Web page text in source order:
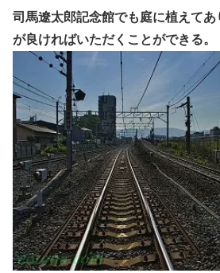
司馬遼太郎記念館でも庭に植えて
が良ければいただくことができる。